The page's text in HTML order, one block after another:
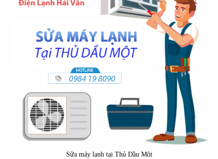
Sửa máy lạnh tại Thủ Dầu Một